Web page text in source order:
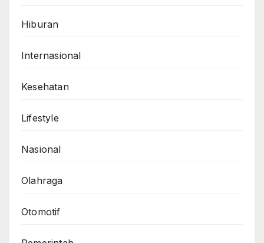
Hiburan
Internasional
Kesehatan
Lifestyle
Nasional
Olahraga
Otomotif